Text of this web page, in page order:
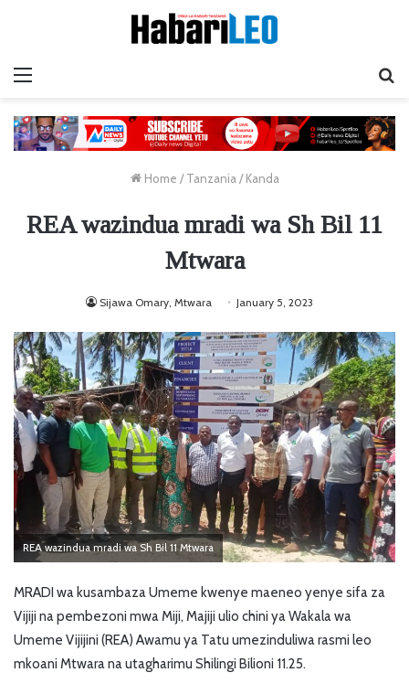
Home / Tanzania / Kanda
REA wazindua mradi wa Sh Bil 11
Mtwara
Sijawa Omary, Mtwara January 5, 2023
REA wazindua mradi wa Sh Bil 11 Mtwara
MRADI wa kusambaza Umeme kwenye maeneo yenye sifa za
Vijiji na pembezoni mwa Miji, Majiji ulio chini ya Wakala wa
Umeme Vijijini (REA) Awamu ya Tatu umezinduliwa rasmi leo
mkoani Mtwara na utagharimu Shilingi Bilioni 11.25.